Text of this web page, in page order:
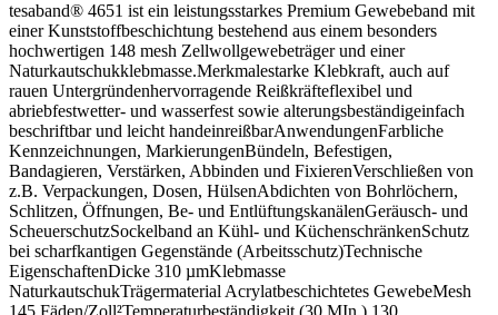
tesaband® 4651 ist ein leistungsstarkes Premium Gewebeband mit
einer Kunststoffbeschichtung bestehend aus einem besonders
hochwertigen 148 mesh Zellwollgewebeträger und einer
Naturkautschukklebmasse.Merkmalestarke Klebkraft, auch auf
rauen Untergründenhervorragende Reißkräfteflexibel und
abriebfestwetter- und wasserfest sowie alterungsbeständigeinfach
beschriftbar und leicht handeinreißbarAnwendungenFarbliche
Kennzeichnungen, MarkierungenBündeln, Befestigen,
Bandagieren, Verstärken, Abbinden und FixierenVerschließen von
z.B. Verpackungen, Dosen, HülsenAbdichten von Bohrlöchern,
Schlitzen, Öffnungen, Be- und EntlüftungskanälenGeräusch- und
ScheuerschutzSockelband an Kühl- und KüchenschränkenSchutz
bei scharfkantigen Gegenstände (Arbeitsschutz)Technische
EigenschaftenDicke 310 µmKlebmasse
NaturkautschukTrägermaterial Acrylatbeschichtetes GewebeMesh
145 Fäden/Zoll²Temperaturbeständigkeit (30 MIn.) 130